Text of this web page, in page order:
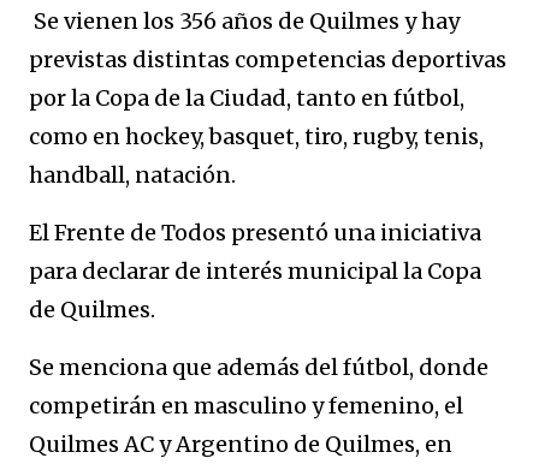
Se vienen los 356 años de Quilmes y hay
previstas distintas competencias deportivas
por la Copa de la Ciudad, tanto en fútbol,
como en hockey, basquet, tiro, rugby, tenis,
handball, natación.
El Frente de Todos presentó una iniciativa
para declarar de interés municipal la Copa
de Quilmes.
Se menciona que además del fútbol, donde
competirán en masculino y femenino, el
Quilmes AC y Argentino de Quilmes, en